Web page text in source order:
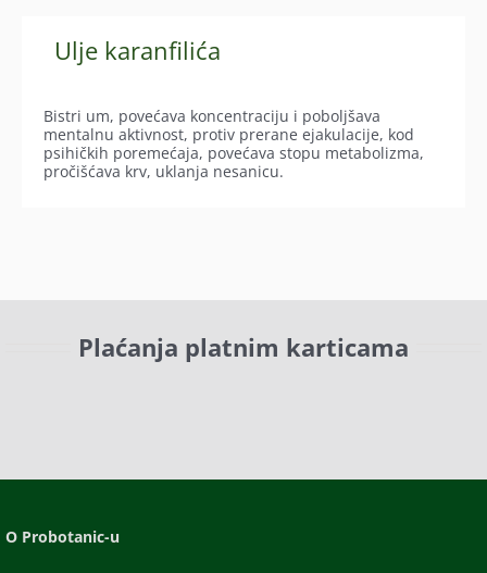
Ulje karanfilića
Bistri um, povećava koncentraciju i poboljšava
mentalnu aktivnost, protiv prerane ejakulacije, kod
psihičkih poremećaja, povećava stopu metabolizma,
pročišćava krv, uklanja nesanicu.
Plaćanja platnim karticama
O Probotanic-u